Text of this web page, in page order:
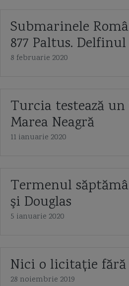
Submarinele
877 Paltus. Delfinul
8 februarie 2020
Turcia testează
Marea Neagră
11 ianuarie 2020
Termenul
şi Douglas
5 ianuarie 2020
Nici o licitație fără
28 noiembrie 2019